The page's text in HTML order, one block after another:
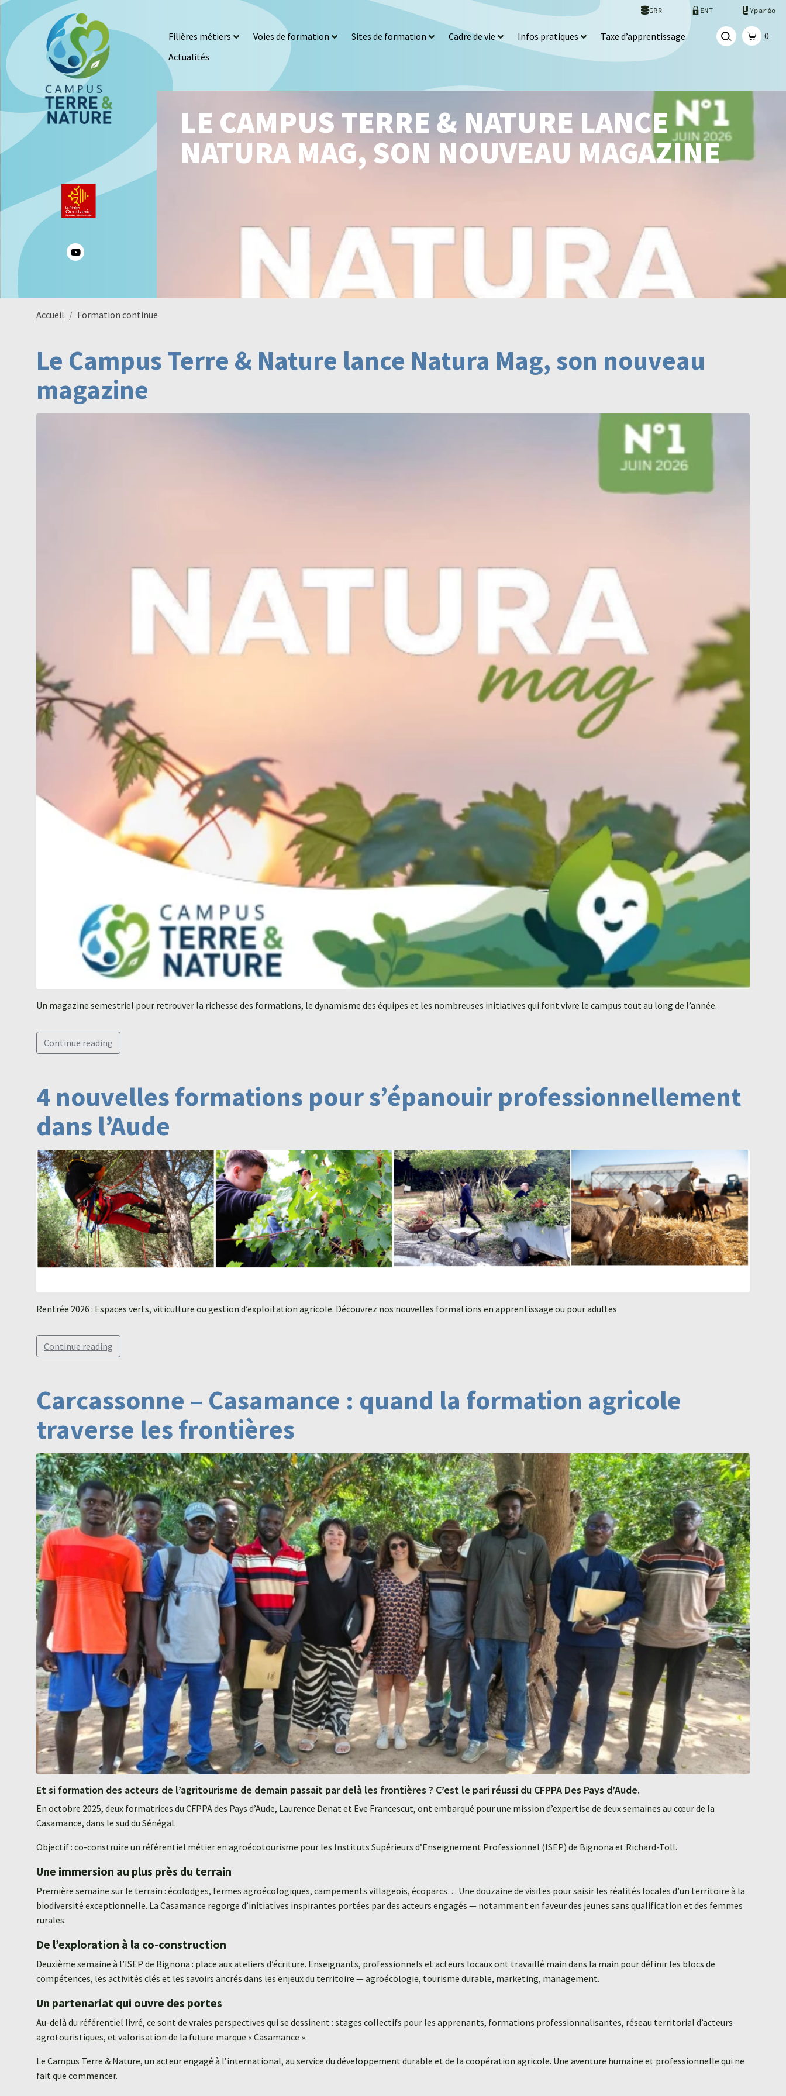
GRR ENT Yparéo
Filières métiers Voies de formation Sites de formation Cadre de vie Infos pratiques
Taxe d’apprentissage
Actualités
0
LE CAMPUS TERRE & NATURE LANCE
NATURA MAG, SON NOUVEAU MAGAZINE
Accueil Formation continue
Le Campus Terre & Nature lance Natura Mag, son nouveau
magazine
Un magazine semestriel pour retrouver la richesse des formations, le dynamisme des équipes et les nombreuses initiatives qui font vivre le campus tout au long de l’année.
Continue reading
4 nouvelles formations pour s’épanouir professionnellement
dans l’Aude
Rentrée 2026 : Espaces verts, viticulture ou gestion d’exploitation agricole. Découvrez nos nouvelles formations en apprentissage ou pour adultes
Continue reading
Carcassonne – Casamance : quand la formation agricole
traverse les frontières
Et si formation des acteurs de l’agritourisme de demain passait par delà les frontières ? C’est le pari réussi du CFPPA Des Pays d’Aude.
En octobre 2025, deux formatrices du CFPPA des Pays d’Aude, Laurence Denat et Eve Francescut, ont embarqué pour une mission d’expertise de deux semaines au cœur de la
Casamance, dans le sud du Sénégal.
Objectif : co-construire un référentiel métier en agroécotourisme pour les Instituts Supérieurs d’Enseignement Professionnel (ISEP) de Bignona et Richard-Toll.
Une immersion au plus près du terrain
Première semaine sur le terrain : écolodges, fermes agroécologiques, campements villageois, écoparcs… Une douzaine de visites pour saisir les réalités locales d’un territoire à la
biodiversité exceptionnelle. La Casamance regorge d’initiatives inspirantes portées par des acteurs engagés — notamment en faveur des jeunes sans qualification et des femmes
rurales.
De l’exploration à la co-construction
Deuxième semaine à l’ISEP de Bignona : place aux ateliers d’écriture. Enseignants, professionnels et acteurs locaux ont travaillé main dans la main pour définir les blocs de
compétences, les activités clés et les savoirs ancrés dans les enjeux du territoire — agroécologie, tourisme durable, marketing, management.
Un partenariat qui ouvre des portes
Au-delà du référentiel livré, ce sont de vraies perspectives qui se dessinent : stages collectifs pour les apprenants, formations professionnalisantes, réseau territorial d’acteurs
agrotouristiques, et valorisation de la future marque « Casamance ».
Le Campus Terre & Nature, un acteur engagé à l’international, au service du développement durable et de la coopération agricole. Une aventure humaine et professionnelle qui ne
fait que commencer.